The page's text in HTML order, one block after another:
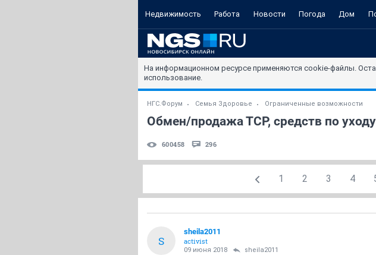
Недвижимость Работа Новости Погода Дом
На информационном ресурсе применяются cookie-файлы.
использование.
НГС.Форум Семья Здоровье Ограниченные возможности
Обмен/продажа ТСР, средств по
600458 296
1 2 3 4
S
sheila2011
activist
09 июня 2018 sheila2011